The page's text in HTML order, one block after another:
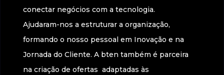
conectar negócios com a tecnologia.
Ajudaram-nos a estruturar a organização,
formando o nosso pessoal em Inovação e na
Jornada do Cliente. A bten também é parceira
na criação de ofertas adaptadas às